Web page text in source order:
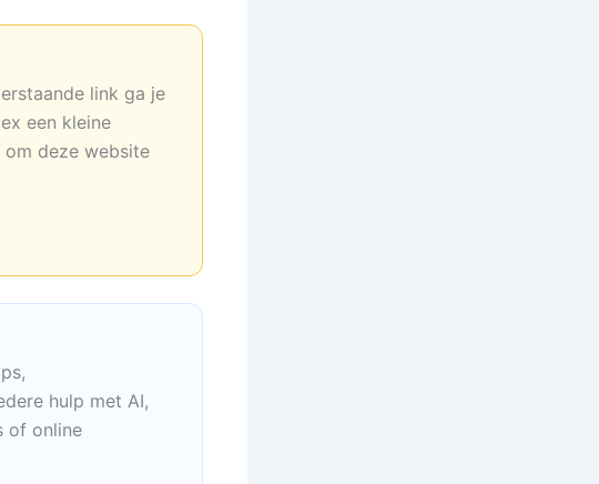
link ga je
een kleine
deze website
hulp met AI,
of online